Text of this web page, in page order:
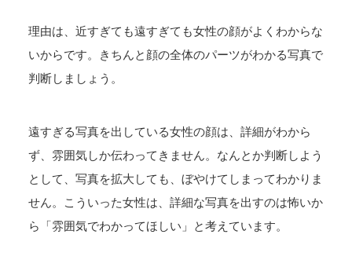
理由は、近すぎても遠すぎても女性の顔がよくわからな
いからです。きちんと顔の全体のパーツがわかる写真で
判断しましょう。
遠すぎる写真を出している女性の顔は、詳細がわから
ず、雰囲気しか伝わってきません。なんとか判断しよう
として、写真を拡大しても、ぼやけてしまってわかりま
せん。こういった女性は、詳細な写真を出すのは怖いか
ら「雰囲気でわかってほしい」と考えています。